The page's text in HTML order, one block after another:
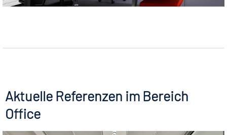
Aktuelle Referenzen im Bereich
Office